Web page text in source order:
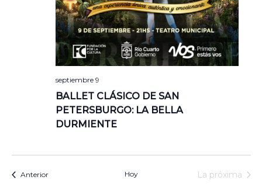
BALLET CLÁSICO DE SAN
PETERSBURGO: LA BELLA
DURMIENTE
septiembre 9
AnteriorEventos Hoy
La próxima